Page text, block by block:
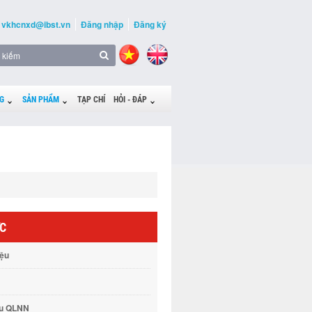
vkhcnxd@ibst.vn Đăng nhập Đăng ký
SẢN PHẨM TẠP CHÍ HỎI - ĐÁP
QLNN